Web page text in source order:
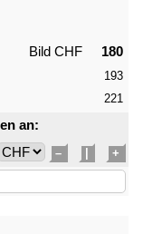
Bild CHF 180
193
221
an:
– +